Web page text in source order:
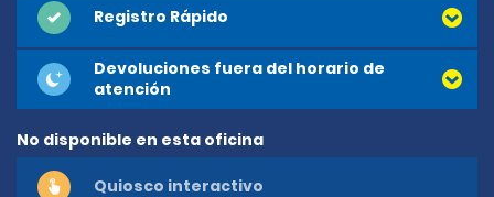
Registro Rápido
Devoluciones fuera del horario de
atención
No disponible en esta oficina
Quiosco interactivo